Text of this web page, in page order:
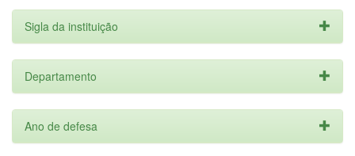
Sigla da instituição
Departamento
Ano de defesa